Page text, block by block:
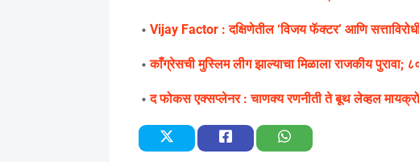
Vijay Factor : दक्षिणेतील ‘विजय फॅक्टर’ आणि
काँग्रेसची मुस्लिम लीग झाल्याचा मिळाला राजकीय
द फोकस एक्सप्लेनर : चाणक्य रणनीती ते बूथ लेव्हल